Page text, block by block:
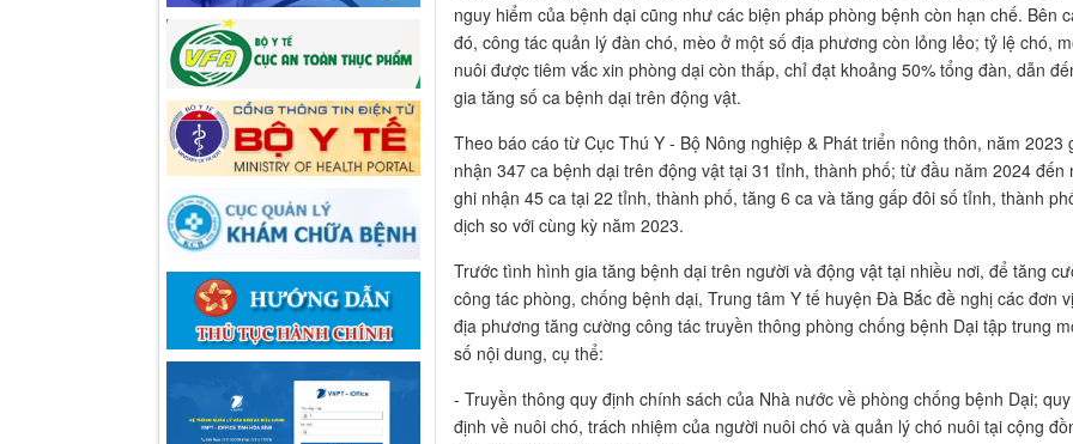
nguy hiểm của bệnh dại cũng như các biện pháp phòng bệnh còn hạn chế. Bên
đó, công tác quản lý đàn chó, mèo ở một số địa phương còn lỏng lẻo; tỷ lệ chó,
nuôi được tiêm vắc xin phòng dại còn thấp, chỉ đạt khoảng 50% tổng đàn, dẫn
gia tăng số ca bệnh dại trên động vật.
Theo báo cáo từ Cục Thú Y - Bộ Nông nghiệp & Phát triển nông thôn, năm 2023
nhận 347 ca bệnh dại trên động vật tại 31 tỉnh, thành phố; từ đầu năm 2024 đến
ghi nhận 45 ca tại 22 tỉnh, thành phố, tăng 6 ca và tăng gấp đôi số tỉnh, thành
dịch so với cùng kỳ năm 2023.
Trước tình hình gia tăng bệnh dại trên người và động vật tại nhiều nơi, để tăng
công tác phòng, chống bệnh dại, Trung tâm Y tế huyện Đà Bắc đề nghị các đơn
địa phương tăng cường công tác truyền thông phòng chống bệnh Dại tập trung
số nội dung, cụ thể:
- Truyền thông quy định chính sách của Nhà nước về phòng chống bệnh Dại; quy
định về nuôi chó, trách nhiệm của người nuôi chó và quản lý chó nuôi tại cộng